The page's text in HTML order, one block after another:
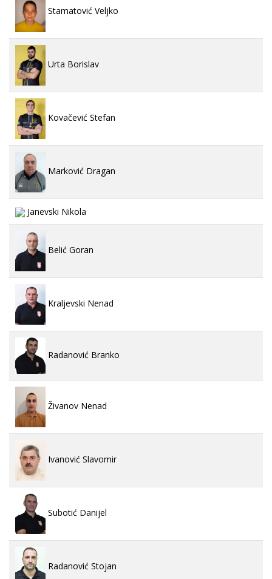
Stamatović Veljko
Urta Borislav
Kovačević Stefan
Marković Dragan
Janevski Nikola
Belić Goran
Kraljevski Nenad
Radanović Branko
Živanov Nenad
Ivanović Slavomir
Subotić Danijel
Radanović Stojan